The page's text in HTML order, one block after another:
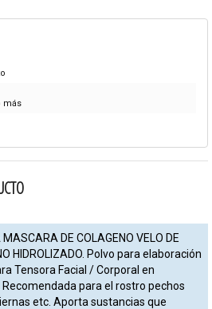
más
MASCARA DE COLAGENO VELO DE
HIDROLIZADO. Polvo para elaboración
Tensora Facial / Corporal en
para el rostro pechos
etc. Aporta sustancias que